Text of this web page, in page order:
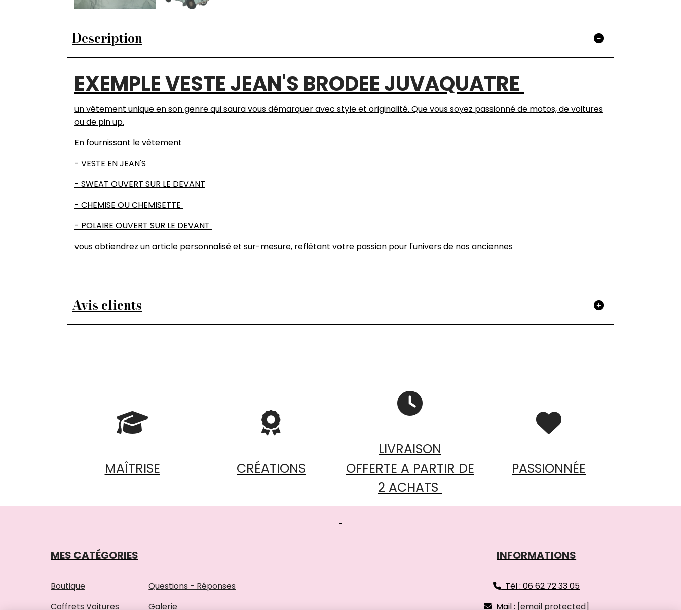
Description
EXEMPLE VESTE JEAN'S BRODEE JUVAQUATRE
un vêtement unique en son genre qui saura vous démarquer avec style et originalité. Que vous soyez passionné de motos, de voitures
ou de pin up.
En fournissant le vêtement
- VESTE EN JEAN'S
- SWEAT OUVERT SUR LE DEVANT
- CHEMISE OU CHEMISETTE
- POLAIRE OUVERT SUR LE DEVANT
vous obtiendrez un article personnalisé et sur-mesure, reflétant votre passion pour l'univers de nos anciennes
Avis clients

MAÎTRISE

CRÉATIONS

LIVRAISON
OFFERTE A PARTIR DE
2 ACHATS

PASSIONNÉE
MES CATÉGORIES
Boutique
Coffrets Voitures
Questions - Réponses
Galerie
INFORMATIONS
 Tèl : 06 62 72 33 05
Mail : [email protected]